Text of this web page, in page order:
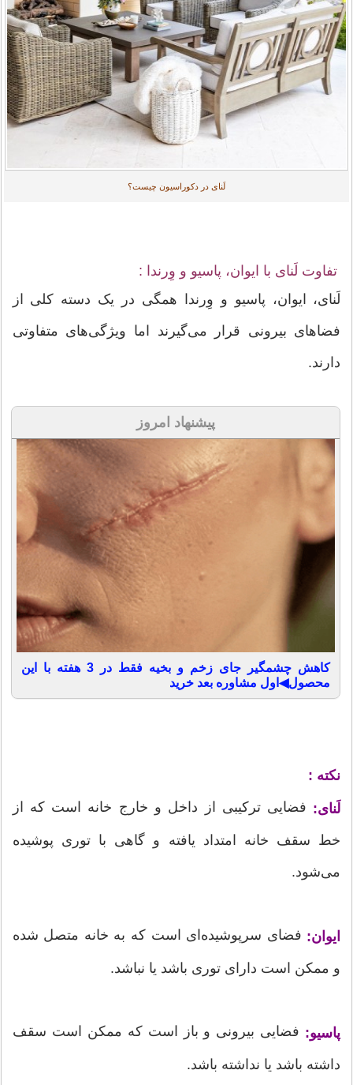
لَنای در دکوراسیون چیست؟
تفاوت لَنای با ایوان، پاسیو و وِرندا :
لَنای، ایوان، پاسیو و وِرندا همگی در یک دسته کلی از
فضاهای بیرونی قرار می‌گیرند اما ویژگی‌های متفاوتی
دارند.
پیشنهاد امروز
کاهش چشمگیر جای زخم و بخیه فقط در 3 هفته با این
محصول◀اول مشاوره بعد خرید
نکته :
لَنای: فضایی ترکیبی از داخل و خارج خانه است که از
خط سقف خانه امتداد یافته و گاهی با توری پوشیده
می‌شود.
ایوان: فضای سرپوشیده‌ای است که به خانه متصل شده
و ممکن است دارای توری باشد یا نباشد.
پاسیو: فضایی بیرونی و باز است که ممکن است سقف
داشته باشد یا نداشته باشد.